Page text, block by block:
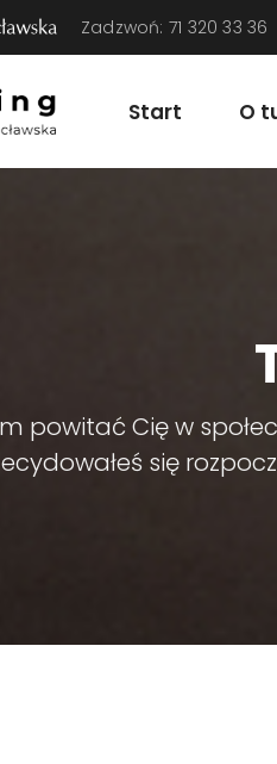
Zadzwoń: 71 320 33 36
Start O
powitać Cię w
się